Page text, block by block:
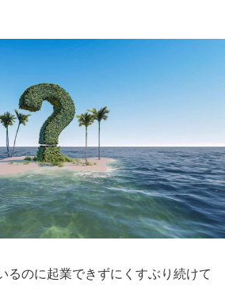
るのに起業できずにくすぶり続けて